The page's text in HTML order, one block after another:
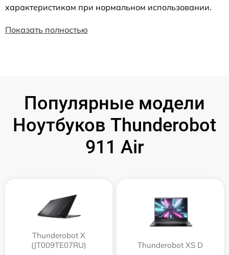
характеристикам при нормальном использовании.
Показать полностью
Популярные модели
Ноутбуков Thunderobot
911 Air
Thunderobot X
(JT009TE07RU)
Thunderobot XS D